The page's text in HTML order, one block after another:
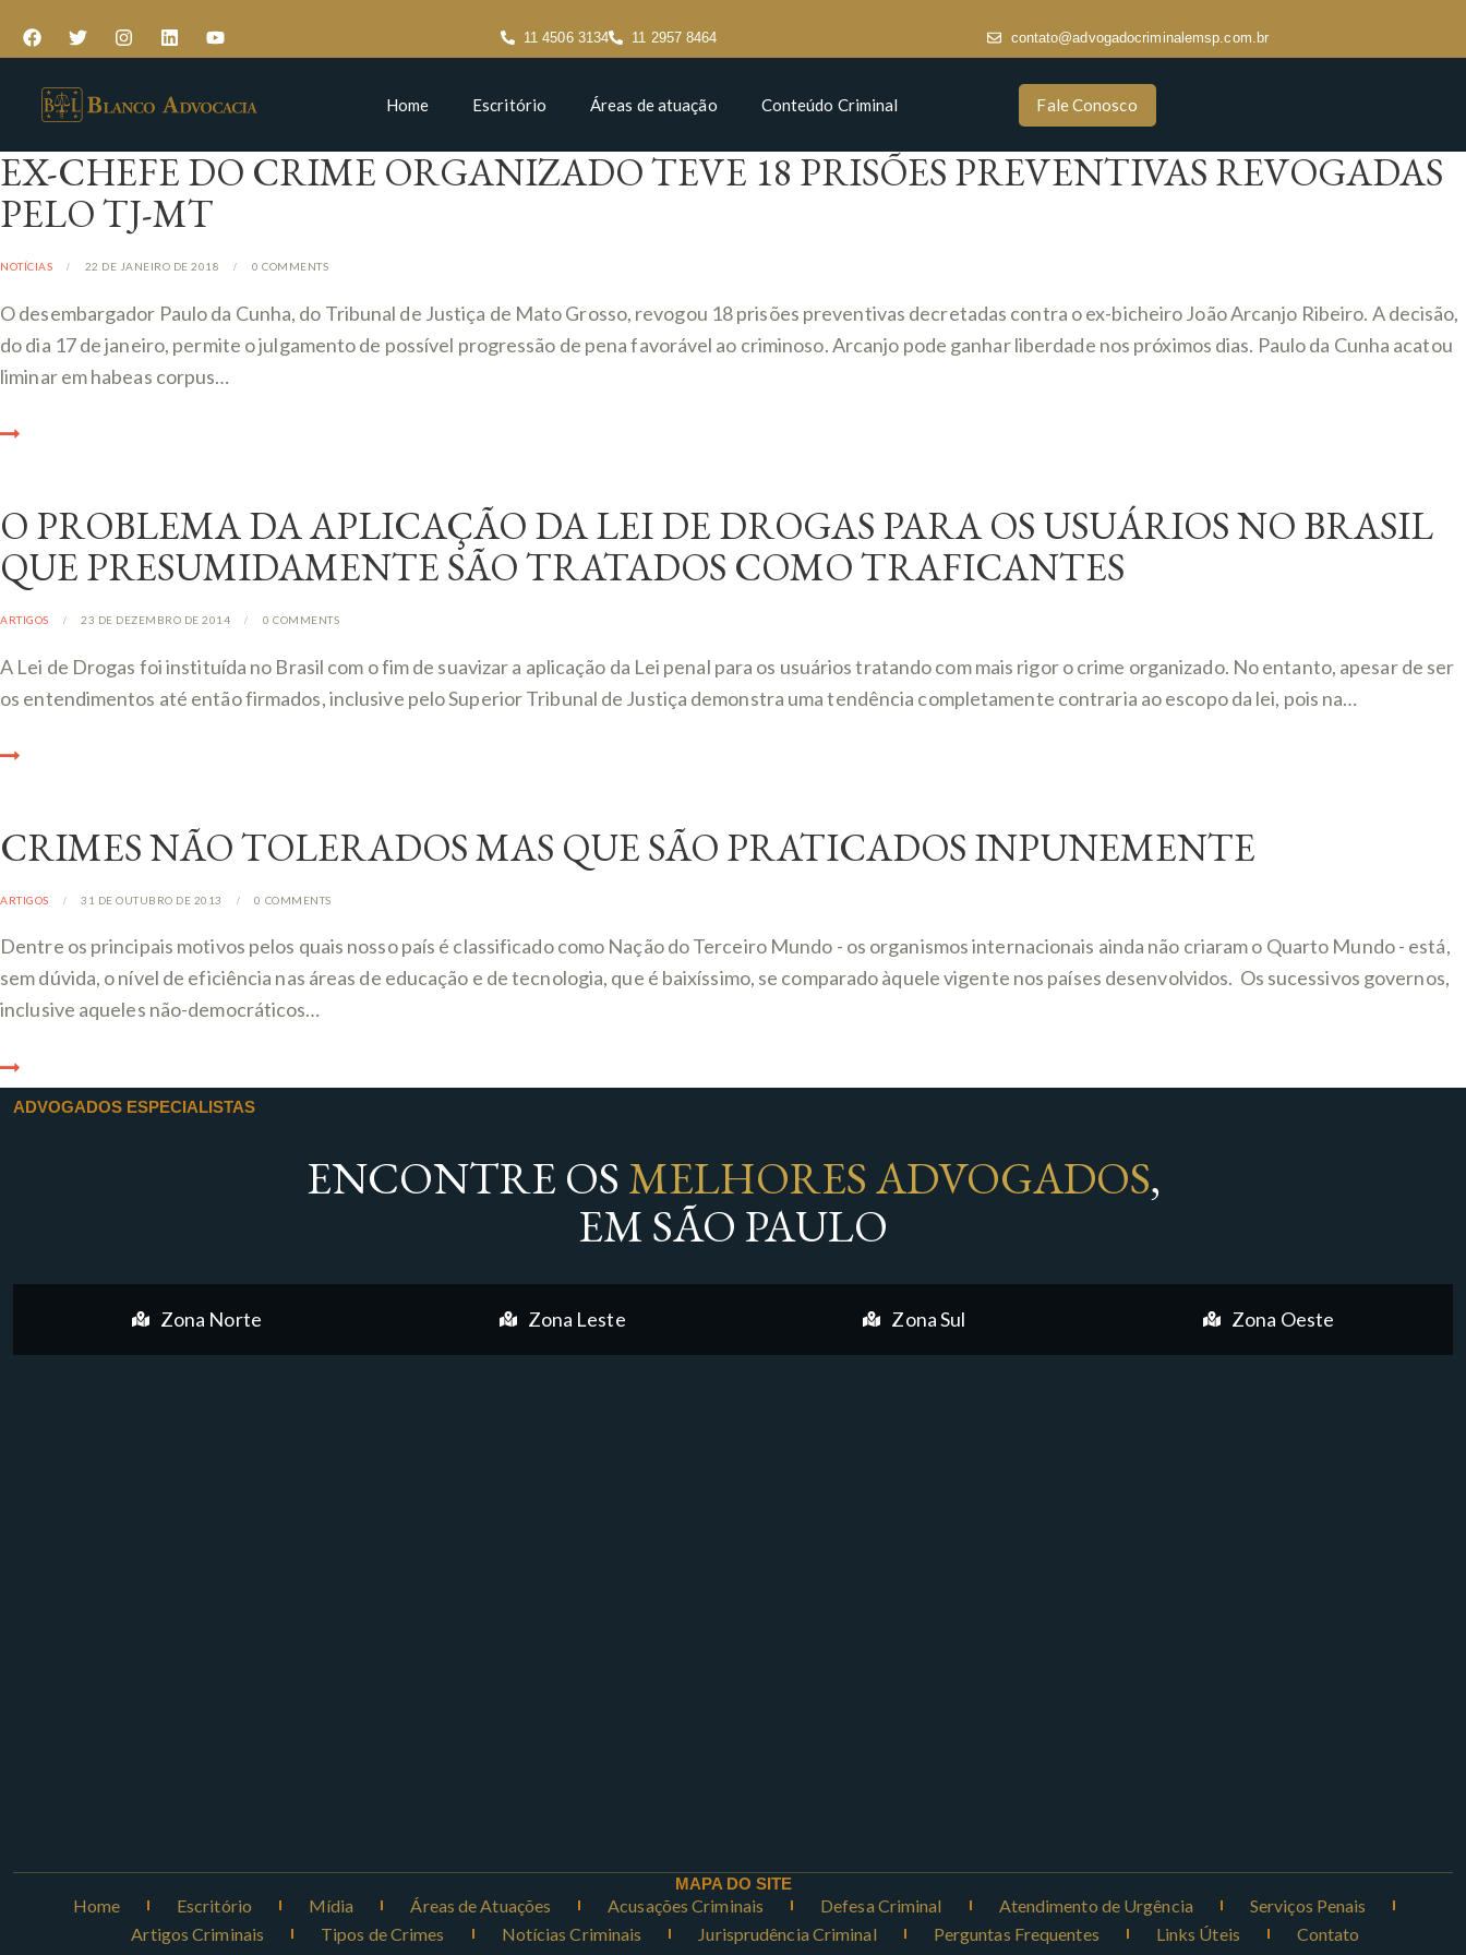
11 4506 3134 11 2957 8464 contato@advogadocriminalemsp.com.br
Home Escritório Áreas de atuação Conteúdo Criminal Fale Conosco
EX-CHEFE DO CRIME ORGANIZADO TEVE 18 PRISÕES PREVENTIVAS REVOGADAS
PELO TJ-MT
NOTÍCIAS 22 DE JANEIRO DE 2018 0 COMMENTS
O desembargador Paulo da Cunha, do Tribunal de Justiça de Mato Grosso, revogou 18 prisões preventivas decretadas contra o ex-bicheiro João Arcanjo Ribeiro. A decisão,
do dia 17 de janeiro, permite o julgamento de possível progressão de pena favorável ao criminoso. Arcanjo pode ganhar liberdade nos próximos dias. Paulo da Cunha acatou
liminar em habeas corpus…
O PROBLEMA DA APLICAÇÃO DA LEI DE DROGAS PARA OS USUÁRIOS NO BRASIL
QUE PRESUMIDAMENTE SÃO TRATADOS COMO TRAFICANTES
ARTIGOS 23 DE DEZEMBRO DE 2014 0 COMMENTS
A Lei de Drogas foi instituída no Brasil com o fim de suavizar a aplicação da Lei penal para os usuários tratando com mais rigor o crime organizado. No entanto, apesar de ser
os entendimentos até então firmados, inclusive pelo Superior Tribunal de Justiça demonstra uma tendência completamente contraria ao escopo da lei, pois na…
CRIMES NÃO TOLERADOS MAS QUE SÃO PRATICADOS INPUNEMENTE
ARTIGOS 31 DE OUTUBRO DE 2013 0 COMMENTS
Dentre os principais motivos pelos quais nosso país é classificado como Nação do Terceiro Mundo - os organismos internacionais ainda não criaram o Quarto Mundo - está,
sem dúvida, o nível de eficiência nas áreas de educação e de tecnologia, que é baixíssimo, se comparado àquele vigente nos países desenvolvidos. Os sucessivos governos,
inclusive aqueles não-democráticos…
ADVOGADOS ESPECIALISTAS
ENCONTRE OS MELHORES ADVOGADOS,
EM SÃO PAULO
Zona Norte Zona Leste Zona Sul Zona Oeste
MAPA DO SITE
Home Escritório Mídia Áreas de Atuações Acusações Criminais Defesa Criminal Atendimento de Urgência
Serviços Penais
Artigos Criminais
Tipos de Crimes Notícias Criminais Jurisprudência Criminal Perguntas Frequentes Links Úteis Contato